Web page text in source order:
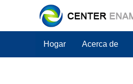
Hogar Acerca de